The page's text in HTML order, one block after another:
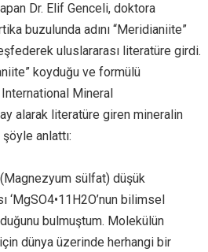
Dr. Elif Genceli, doktora
buzulunda adını “Meridianiite”
uluslararası literatüre girdi.
koyduğu ve formülü
International Mineral
alarak literatüre giren mineralin
anlattı:
(Magnezyum sülfat) düşük
‘MgSO4•11H2O’nun bilimsel
bulmuştum. Molekülün
dünya üzerinde herhangi bir